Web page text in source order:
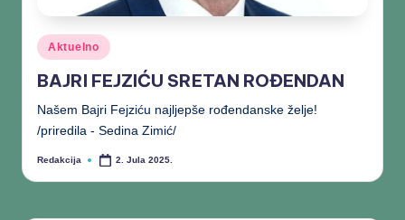
Aktuelno
BAJRI FEJZIĆU SRETAN ROĐENDAN
Našem Bajri Fejziću najljepše rođendanske želje!
/priredila - Sedina Zimić/
Redakcija 2. Jula 2025.